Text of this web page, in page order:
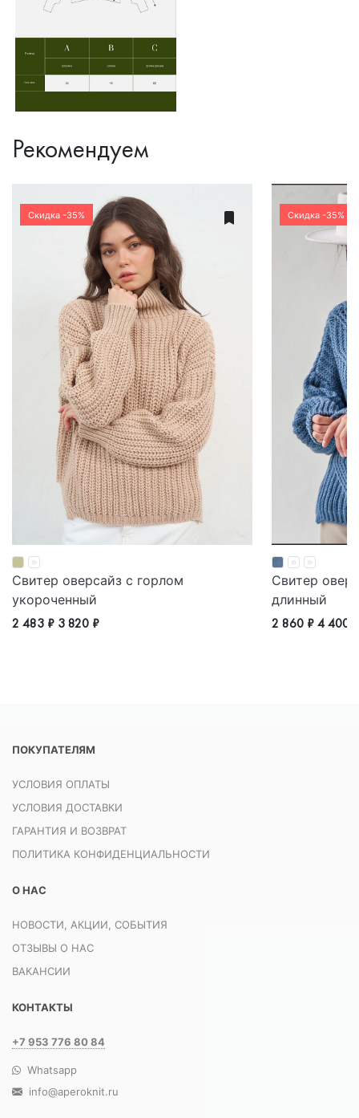
Рекомендуем
Скидка -35%
Свитер оверсайз с горлом
укороченный
2 483 ₽ 3 820 ₽
Скидка -35%
Свитер
длинный
2 860 ₽4 400
ПОКУПАТЕЛЯМ
УСЛОВИЯ ОПЛАТЫ
УСЛОВИЯ ДОСТАВКИ
ГАРАНТИЯ И ВОЗВРАТ
ПОЛИТИКА КОНФИДЕНЦИАЛЬНОСТИ
О НАС
НОВОСТИ, АКЦИИ, СОБЫТИЯ
ОТЗЫВЫ О НАС
ВАКАНСИИ
КОНТАКТЫ
+7 953 776 80 84
Whatsapp
info@aperoknit.ru